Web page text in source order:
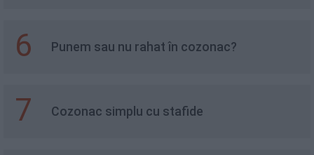
6 Punem sau nu rahat în cozonac?
7 Cozonac simplu cu stafide